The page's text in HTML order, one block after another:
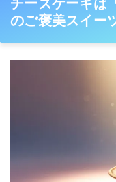
チーズケーキは
のご褒美スイー